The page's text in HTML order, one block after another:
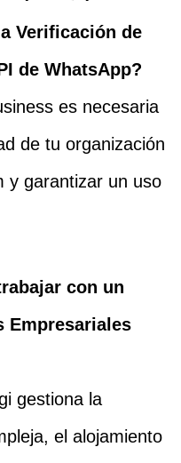
Verificación de
de WhatsApp?
es necesaria
de tu organización
y garantizar un uso
con un
Empresariales
gestiona la
el alojamiento